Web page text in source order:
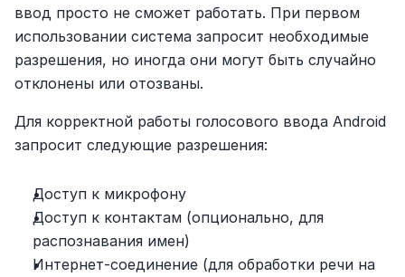
ввод просто не сможет работать. При первом
использовании система запросит необходимые
разрешения, но иногда они могут быть случайно
отклонены или отозваны.
Для корректной работы голосового ввода Android
запросит следующие разрешения:
Доступ к микрофону
Доступ к контактам (опционально, для
распознавания имен)
Интернет-соединение (для обработки речи на